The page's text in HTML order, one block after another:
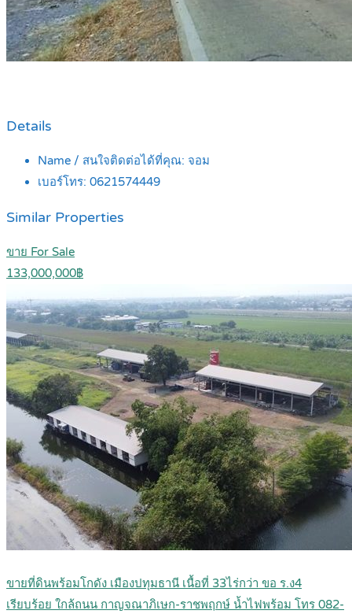
Details
Name / สนใจติดต่อได้ที่คุณ: จอม
เบอร์โทร: 0621574449
Similar Properties
ขาย For Sale
133,000,000฿
ขายที่ดินพร้อมโกดัง เมืองปทุมธานี เนื้อที่ 33ไร่กว่า ขอ ร.ง4
เรียบร้อย ใกล้ถนน กาญจณาภิเษก-ราชพฤกษ์ น้ำไฟพร้อม โทร 082-